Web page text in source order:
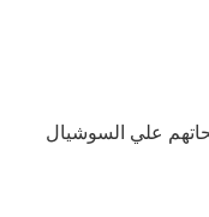
علي السوشيال